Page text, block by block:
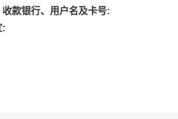
款银行、用户名及卡号:
: